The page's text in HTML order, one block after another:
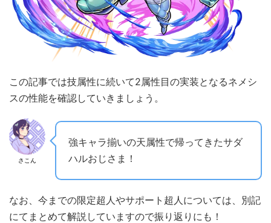
この記事では技属性に続いて2属性目の実装となるネメシ
スの性能を確認していきましょう。
さこん
強キャラ揃いの天属性で帰ってきたサダ
ハルおじさま！
なお、今までの限定超人やサポート超人については、別記
にてまとめて解説していますので振り返りにも！